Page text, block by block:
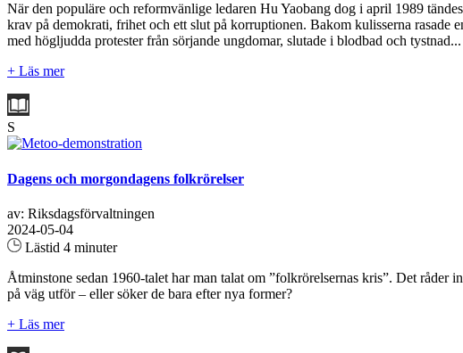
När den populäre och reformvänlige ledaren Hu Yaobang dog i april 1989
krav på demokrati, frihet och ett slut på korruptionen. Bakom kulisserna rasade
med högljudda protester från sörjande ungdomar, slutade i blodbad och tystnad...
+ Läs mer
S
Dagens och morgondagens folkrörelser
av: Riksdagsförvaltningen
2024-05-04
Lästid 4 minuter
Åtminstone sedan 1960-talet har man talat om ”folkrörelsernas kris”. Det råder
på väg utför – eller söker de bara efter nya former?
+ Läs mer